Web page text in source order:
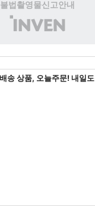
불법촬영물신고안내
(주)
인